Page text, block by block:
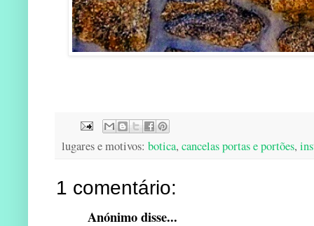
lugares e motivos: botica, cancelas portas e portões,
1 comentário:
Anónimo disse...